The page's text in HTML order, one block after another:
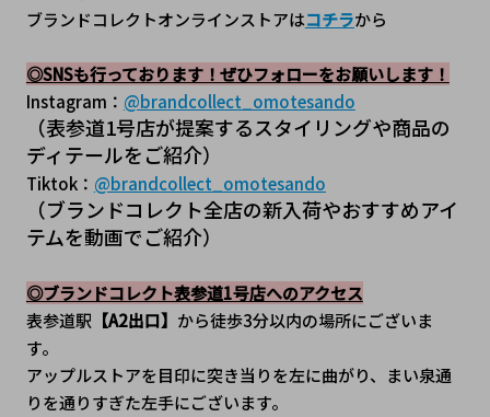
ブランドコレクトオンラインストアはコチラから
◎SNSも行っております！ぜひフォローをお願いします！
Instagram： @brandcollect_omotesando
（表参道1号店が提案するスタイリングや商品の
ディテールをご紹介）
Tiktok： @brandcollect_omotesando
（ブランドコレクト全店の新入荷やおすすめアイ
テムを動画でご紹介）
◎ブランドコレクト表参道1号店へのアクセス
表参道駅 【A2出口】 から徒歩3分以内の場所にございま
す。
アップルストアを目印に突き当りを左に曲がり、まい泉通
りを通りすぎた左手にございます。